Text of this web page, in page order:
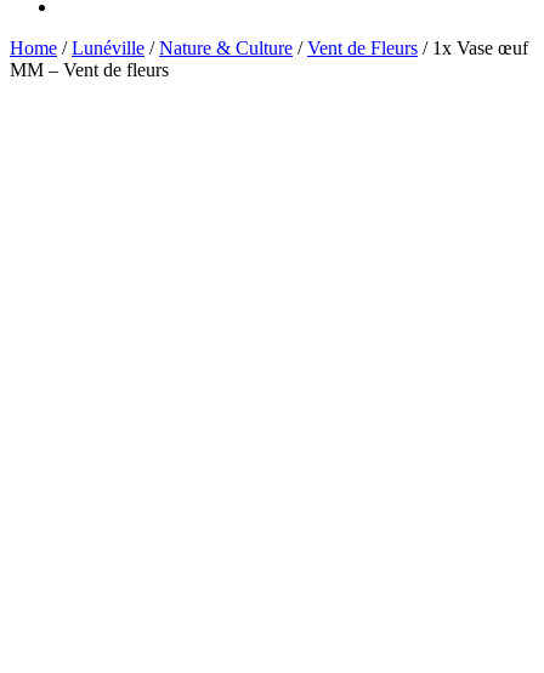
Home /Lunéville /Nature & Culture /Vent de Fleurs / 1x Vase œuf
MM – Vent de fleurs